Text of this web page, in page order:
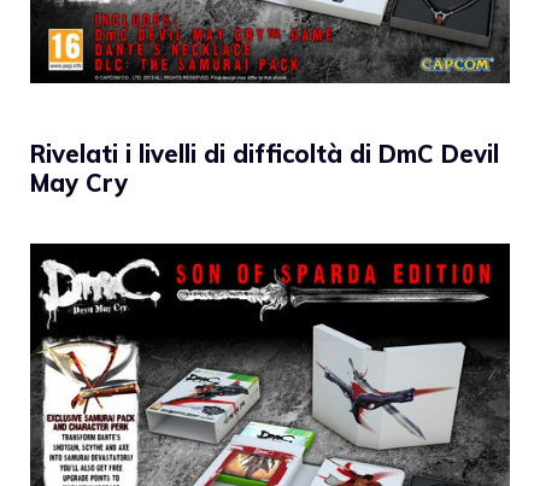
Rivelati i livelli di difficoltà di DmC Devil
May Cry